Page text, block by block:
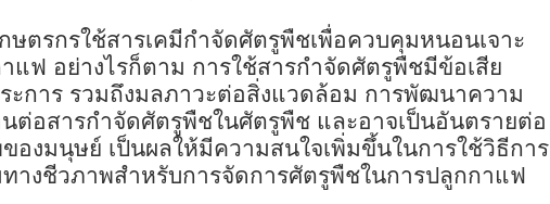
ษตรกรใช้สารเคมีกำจัดศัตรูพืชเพื่อควบคุมหนอนเจาะ
แฟ อย่างไรก็ตาม การใช้สารกำจัดศัตรูพืชมีข้อเสีย
ะการ รวมถึงมลภาวะต่อสิ่งแวดล้อม การพัฒนาความ
ต่อสารกำจัดศัตรูพืชในศัตรูพืช และอาจเป็นอันตรายต่อ
องมนุษย์ เป็นผลให้มีความสนใจเพิ่มขึ้นในการใช้วิธีการ
างชีวภาพสำหรับการจัดการศัตรูพืชในการปลูกกาแฟ